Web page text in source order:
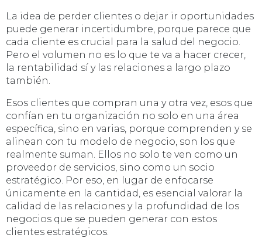
La idea de perder clientes o dejar ir oportunidades
puede generar incertidumbre, porque parece que
cada cliente es crucial para la salud del negocio.
Pero el volumen no es lo que te va a hacer crecer,
la rentabilidad sí y las relaciones a largo plazo
también.
Esos clientes que compran una y otra vez, esos que
confían en tu organización no solo en una área
específica, sino en varias, porque comprenden y se
alinean con tu modelo de negocio, son los que
realmente suman. Ellos no solo te ven como un
proveedor de servicios, sino como un socio
estratégico. Por eso, en lugar de enfocarse
únicamente en la cantidad, es esencial valorar la
calidad de las relaciones y la profundidad de los
negocios que se pueden generar con estos
clientes estratégicos.